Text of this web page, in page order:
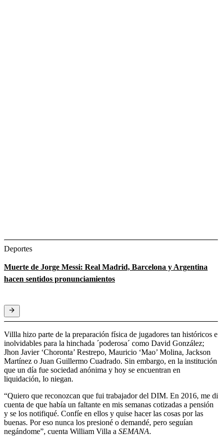
Deportes
Muerte de Jorge Messi: Real Madrid, Barcelona y Argentina
hacen sentidos pronunciamientos
Villla hizo parte de la preparación física de jugadores tan históricos e
inolvidables para la hinchada ´poderosa´ como David González;
Jhon Javier ‘Choronta’ Restrepo, Mauricio ‘Mao’ Molina, Jackson
Martínez o Juan Guillermo Cuadrado. Sin embargo, en la institución
que un día fue sociedad anónima y hoy se encuentran en
liquidación, lo niegan.
“Quiero que reconozcan que fui trabajador del DIM. En 2016, me di
cuenta de que había un faltante en mis semanas cotizadas a pensión
y se los notifiqué. Confíe en ellos y quise hacer las cosas por las
buenas. Por eso nunca los presioné o demandé, pero seguían
negándome”, cuenta William Villa a SEMANA.